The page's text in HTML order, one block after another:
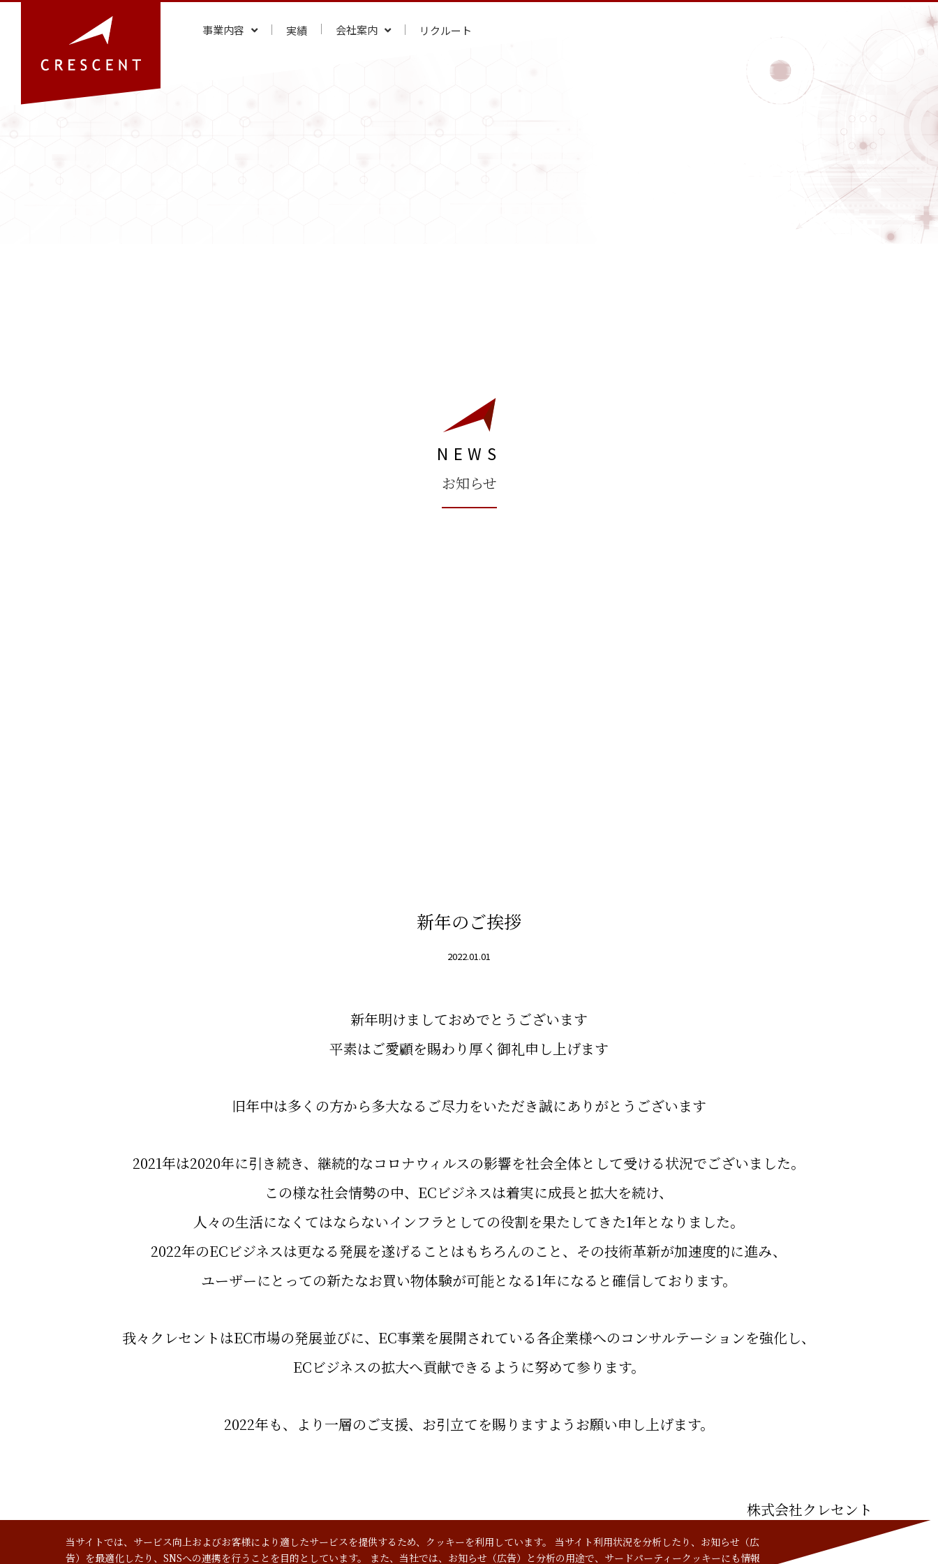
事業内容 実績 会社案内 リクルート
NEWS
お知らせ
新年のご挨拶
2022.01.01
新年明けましておめでとうございます
平素はご愛顧を賜わり厚く御礼申し上げます
旧年中は多くの方から多大なるご尽力をいただき誠にありがとうございます
2021年は2020年に引き続き、継続的なコロナウィルスの影響を社会全体として受ける状況でございました。
この様な社会情勢の中、ECビジネスは着実に成長と拡大を続け、
人々の生活になくてはならないインフラとしての役割を果たしてきた1年となりました。
2022年のECビジネスは更なる発展を遂げることはもちろんのこと、その技術革新が加速度的に進み、
ユーザーにとっての新たなお買い物体験が可能となる1年になると確信しております。
我々クレセントはEC市場の発展並びに、EC事業を展開されている各企業様へのコンサルテーションを強化し、
ECビジネスの拡大へ貢献できるように努めて参ります。
2022年も、より一層のご支援、お引立てを賜りますようお願い申し上げます。
株式会社クレセント
当サイトでは、サービス向上およびお客様により適したサービスを提供するため、クッキーを利用しています。 当サイト利用状況を分析したり、お知らせ（広
告）を最適化したり、SNSへの連携を行うことを目的としています。 また、当社では、お知らせ（広告）と分析の用途で、サードパーティークッキーにも情報